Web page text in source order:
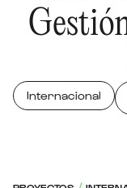
Internacional